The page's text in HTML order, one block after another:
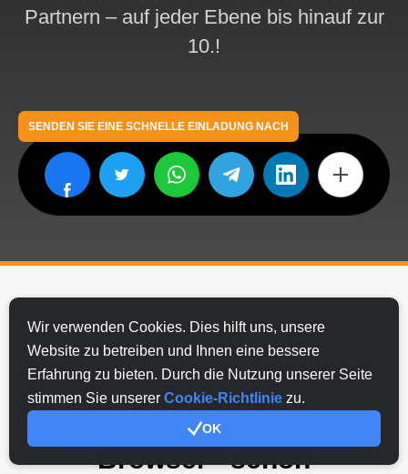
Wir verwenden Cookies. Dies hilft uns, unsere
Website zu betreiben und Ihnen eine bessere
Erfahrung zu bieten. Durch die Nutzung unserer Seite
stimmen Sie unserer Cookie-Richtlinie zu.
OK
Partnern – auf jeder Ebene bis hinauf zur
10.!
SENDEN SIE EINE SCHNELLE EINLADUNG NACH
Haben Sie den CryptoTab-
Browser®schon